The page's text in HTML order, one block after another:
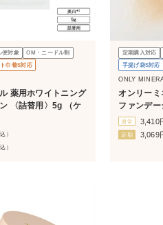
便対象
OM・ニードル割
巾着S対応
薬用ホワイトニング
詰替用〉5g （ケ
）
）
定期購入対応
手提げ袋S対応
ONLY
オンリー
ファンデ
通常 3,410
定期
3,069